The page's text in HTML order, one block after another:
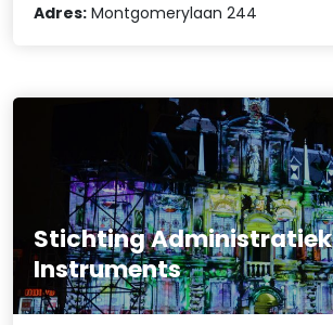
Adres: Montgomerylaan 244
Stichting
Instruments